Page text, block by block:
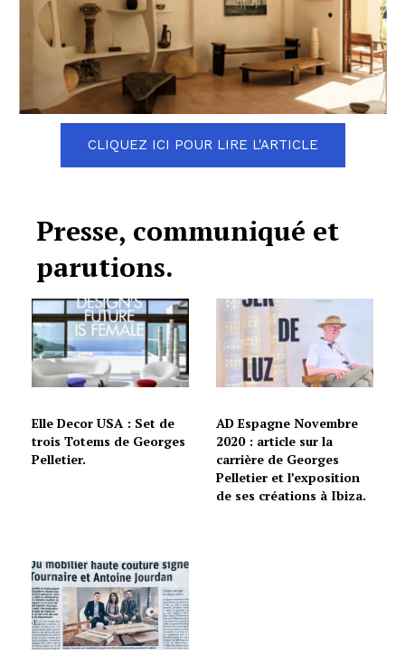
CLIQUEZ ICI POUR LIRE L'ARTICLE
Presse, communiqué et
parutions.
Elle Decor USA : Set de
trois Totems de Georges
Pelletier.
AD Espagne Novembre
2020 : article sur la
carrière de Georges
Pelletier et l’exposition
de ses créations à Ibiza.